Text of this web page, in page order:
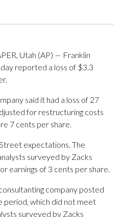
Utah (AP) — Franklin
reported a loss of $3.3
said it had a loss of 27
for restructuring costs
7 cents per share.
expectations. The
surveyed by Zacks
earnings of 3 cents per share.
company posted
period, which did not meet
surveyed by Zacks